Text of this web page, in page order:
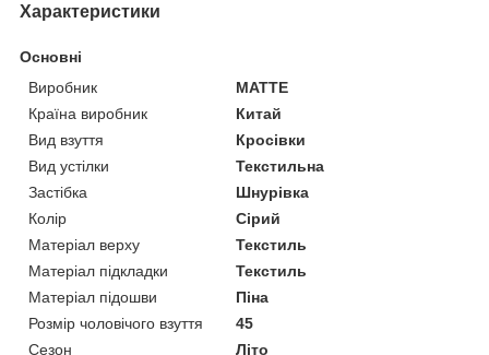
Характеристики
Основні
Виробник
MATTE
Країна виробник
Китай
Вид взуття
Кросівки
Вид устілки
Текстильна
Застібка
Шнурівка
Колір
Сірий
Матеріал верху
Текстиль
Матеріал підкладки
Текстиль
Матеріал підошви
Піна
Розмір чоловічого взуття
45
Сезон
Літо